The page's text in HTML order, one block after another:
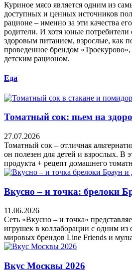
Куриное мясо является одним из
доступных и ценных источников
рационе – именно за эти качества
родители. И хотя юные потребители
здоровым питанием, взрослые, как
проведенное брендом «Троекурово»,
детским рационом.
Еда
Томатный сок: пьем на
27.07.2026
Томатный сок – отличная
он полезен для детей и взрослых. В
продукта + рецепт домашнего
Вкусно – и точка: брелоки
11.06.2026
Сеть «Вкусно – и точка»
игрушек в коллаборации с одним
мировых брендов Line Friends и
Вкус Москвы 2026